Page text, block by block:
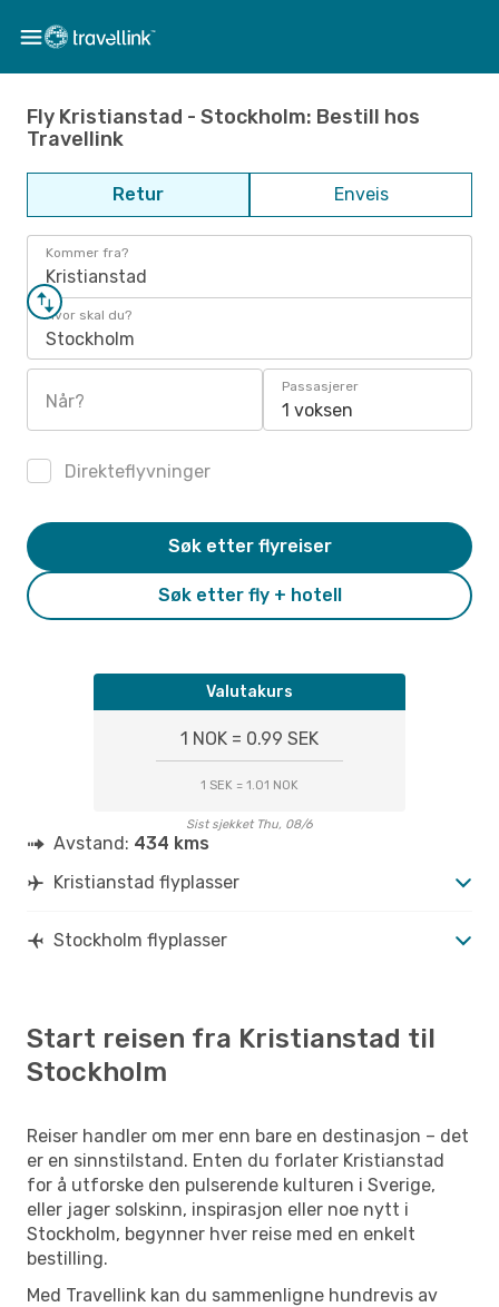
Fly Kristianstad - Stockholm: Bestill hos
Travellink
Retur Enveis
Kommer fra?
Kristianstad
Hvor skal du?
Stockholm
Når?
Passasjerer
1 voksen
Direkteflyvninger
Søk etter fly + hotell
Søk etter flyreiser
Valutakurs
1 NOK = 0.99 SEK
1 SEK = 1.01 NOK
Sist sjekket Thu, 08/6
Avstand: 434 kms
Kristianstad flyplasser
Stockholm flyplasser
Start reisen fra Kristianstad til
Stockholm
Reiser handler om mer enn bare en destinasjon – det
er en sinnstilstand. Enten du forlater Kristianstad
for å utforske den pulserende kulturen i Sverige,
eller jager solskinn, inspirasjon eller noe nytt i
Stockholm, begynner hver reise med en enkelt
bestilling.
Med Travellink kan du sammenligne hundrevis av